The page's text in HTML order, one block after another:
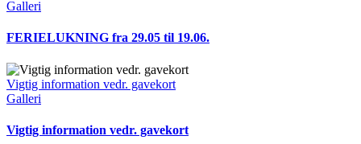
Galleri
FERIELUKNING fra 29.05 til 19.06.
Vigtig information vedr. gavekort
Galleri
Vigtig information vedr. gavekort